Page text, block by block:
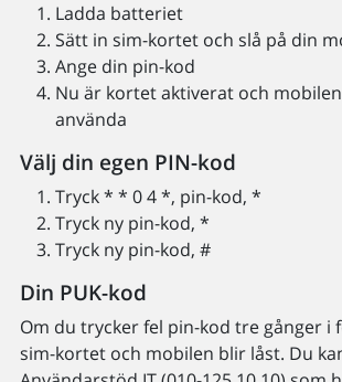
Ladda batteriet
Sätt in sim-kortet och slå på din
Ange din pin-kod
Nu är kortet aktiverat och
använda
Välj din egen PIN-kod
Tryck * * 0 4 *, pin-kod, *
Tryck ny pin-kod, *
Tryck ny pin-kod, #
Din PUK-kod
Om du trycker fel pin-kod tre gånger i
sim-kortet och mobilen blir låst. Du